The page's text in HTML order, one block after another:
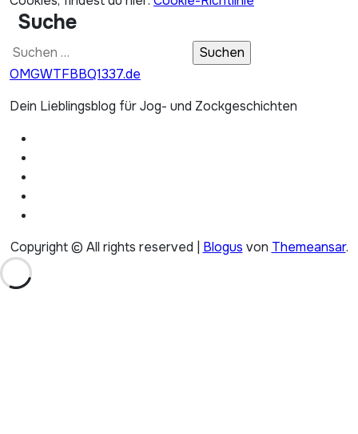
Suche
Suchen
nach:
OMGWTFBBQ1337.de
Dein Lieblingsblog für Jog- und Zockgeschichten
Copyright © All rights reserved | Blogus von Themeansar.